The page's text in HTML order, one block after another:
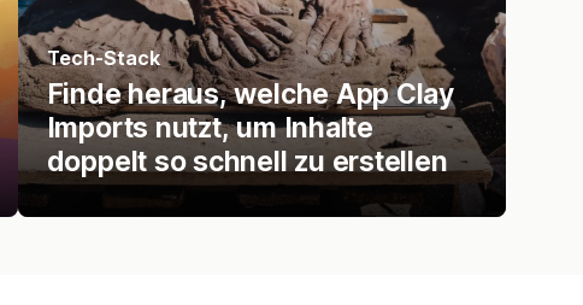
Tech-Stack
Finde heraus, welche App Clay
Imports nutzt, um Inhalte
doppelt so schnell zu erstellen